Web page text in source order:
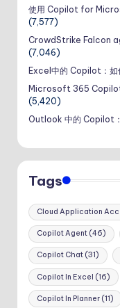
使用 Copilot for
(7,577)
CrowdStrike Falcon
(7,046)
Excel中的 Copilot：如
Microsoft 365 Copilot
(5,420)
Outlook 中的 Copilot
Tags
Cloud Application
Copilot Agent (46)
Copilot Chat (31)
Copilot In Excel (16)
Copilot In Planner (11)